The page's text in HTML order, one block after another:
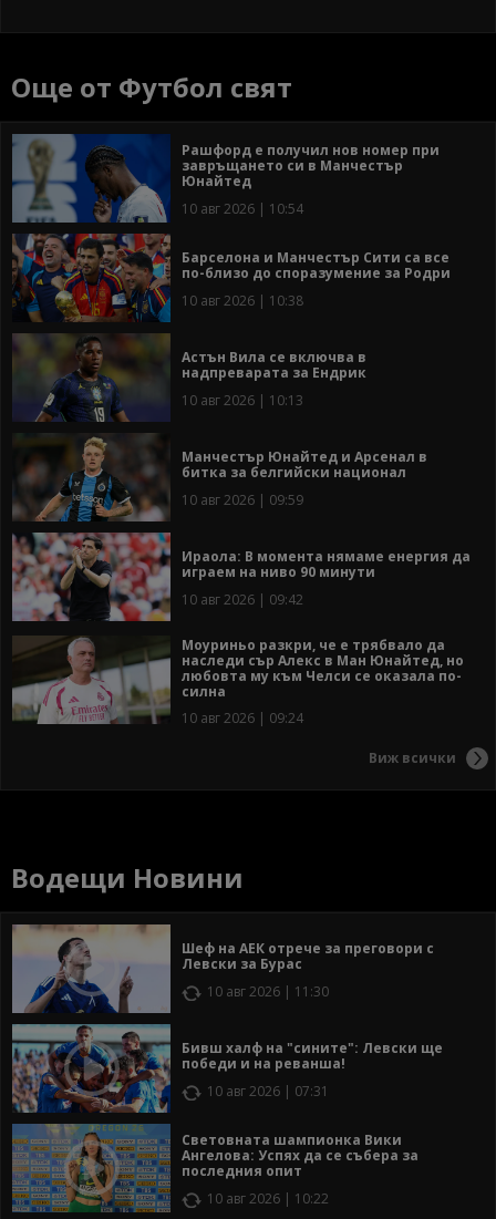
Още от Футбол свят
Рашфорд е получил нов номер при
завръщането си в Манчестър
Юнайтед
10 авг 2026 | 10:54
Барселона и Манчестър Сити са все
по-близо до споразумение за Родри
10 авг 2026 | 10:38
Астън Вила се включва в
надпреварата за Ендрик
10 авг 2026 | 10:13
Манчестър Юнайтед и Арсенал в
битка за белгийски национал
10 авг 2026 | 09:59
Ираола: В момента нямаме енергия да
играем на ниво 90 минути
10 авг 2026 | 09:42
Моуриньо разкри, че е трябвало да
наследи сър Алекс в Ман Юнайтед, но
любовта му към Челси се оказала по-
силна
10 авг 2026 | 09:24
Виж всички
Водещи Новини
Шеф на АЕК отрече за преговори с
Левски за Бурас
10 авг 2026 | 11:30
Бивш халф на "сините": Левски ще
победи и на реванша!
10 авг 2026 | 07:31
Световната шампионка Вики
Ангелова: Успях да се събера за
последния опит
10 авг 2026 | 10:22